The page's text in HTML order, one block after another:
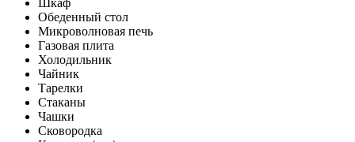
Шкаф
Обеденный стол
Микроволновая печь
Газовая плита
Холодильник
Чайник
Тарелки
Стаканы
Чашки
Сковородка